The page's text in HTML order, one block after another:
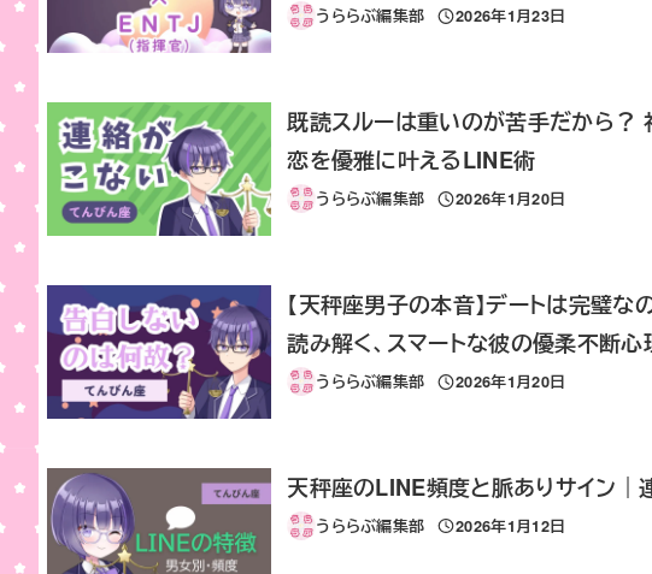
うららぶ編集部
投稿日
2026年1月23日
既読スルーは重いのが苦手だから？
恋を優雅に叶えるLINE術
うららぶ編集部
投稿日
2026年1月20日
【天秤座男子の本音】デートは完璧
読み解く、スマートな彼の優柔不断心
うららぶ編集部
投稿日
2026年1月20日
天秤座のLINE頻度と脈ありサイン｜
うららぶ編集部
投稿日
2026年1月12日